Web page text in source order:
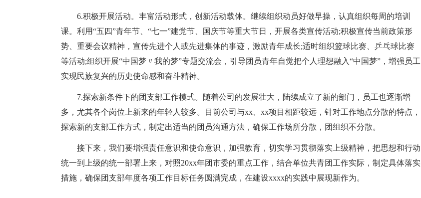
6.积极开展活动。丰富活动形式，创新活动载体。继续组织动员好做早操，认真组织每周的培训
课。利用“五四”青年节、“七一”建党节、国庆节等重大节日，开展各类宣传活动;积极宣传当前政策形
势、重要会议精神，宣传先进个人或先进集体的事迹，激励青年成长;适时组织篮球比赛、乒乓球比赛
等活动;组织开展“中国梦〃我的梦”专题交流会，引导团员青年自觉把个人理想融入“中国梦”，增强员工
实现民族复兴的历史使命感和奋斗精神。
7.探索新条件下的团支部工作模式。随着公司的发展壮大，陆续成立了新的部门，员工也逐渐增
多，尤其各个岗位上新来的年轻人较多。目前公司与xx、xx项目相距较远，针对工作地点分散的特点，
探索新的支部工作方式，制定出适当的团员沟通方法，确保工作场所分散，团组织不分散。
接下来，我们要增强责任意识和使命意识，加强教育，切实学习贯彻落实上级精神，把思想和行动
统一到上级的统一部署上来，对照20xx年团市委的重点工作，结合单位共青团工作实际，制定具体落实
措施，确保团支部年度各项工作目标任务圆满完成，在建设xxxx的实践中展现新作为。